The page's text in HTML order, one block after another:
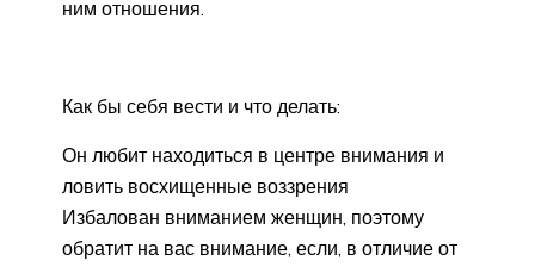
ним отношения.
Как бы себя вести и что делать:
Он любит находиться в центре внимания и
ловить восхищенные воззрения
Избалован вниманием женщин, поэтому
обратит на вас внимание, если, в отличие от